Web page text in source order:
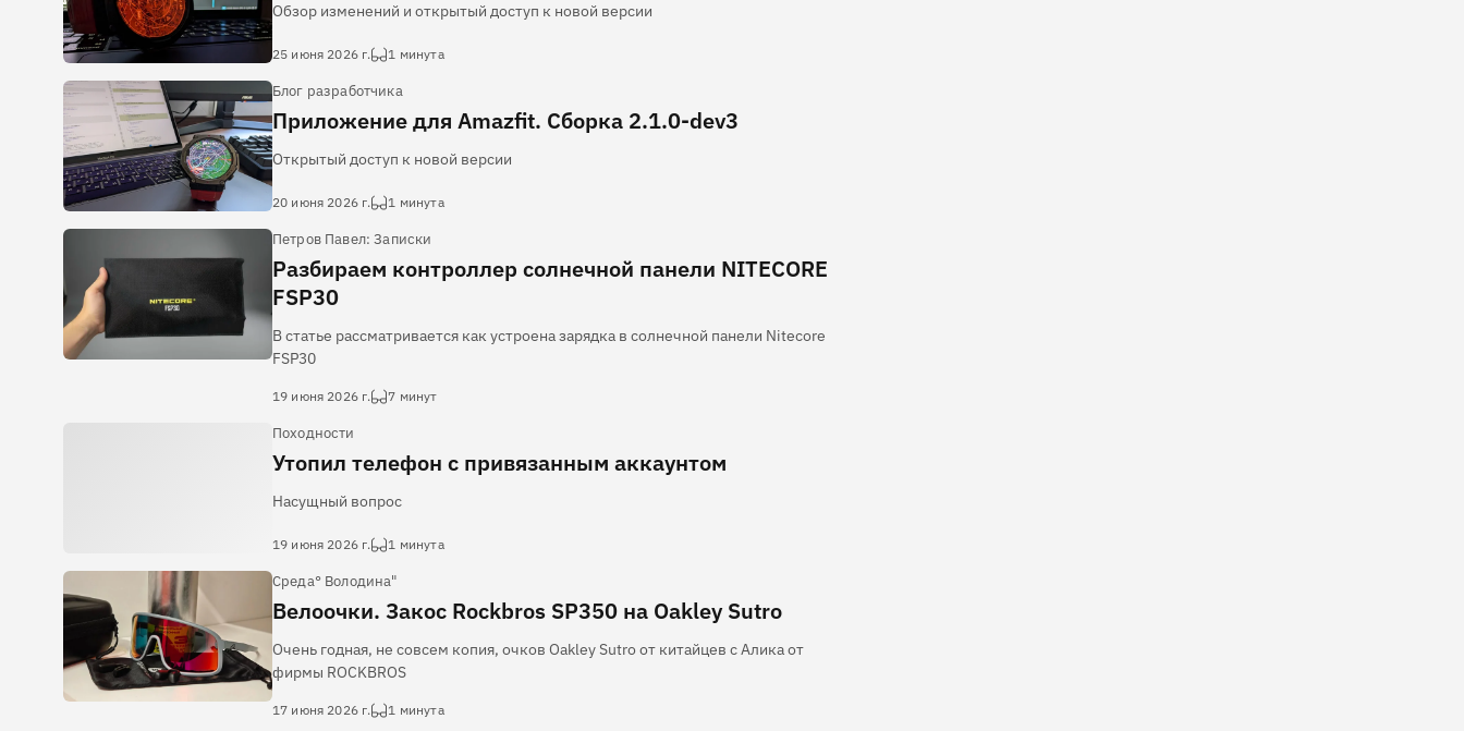
Обзор изменений и открытый доступ к новой версии
25 июня 2026 г. 1 минута
Блог разработчика
Приложение для Amazfit. Сборка 2.1.0-dev3
Открытый доступ к новой версии
20 июня 2026 г. 1 минута
Петров Павел: Записки
Разбираем контроллер солнечной панели NITECORE
FSP30
В статье рассматривается как устроена зарядка в солнечной панели Nitecore
FSP30
19 июня 2026 г. 7 минут
Походности
Утопил телефон с привязанным аккаунтом
Насущный вопрос
19 июня 2026 г. 1 минута
Среда° Володина"
Велоочки. Закоc Rockbros SP350 на Oakley Sutro
Очень годная, не совсем копия, очков Oakley Sutro от китайцев с Алика от
фирмы ROCKBROS
17 июня 2026 г. 1 минута